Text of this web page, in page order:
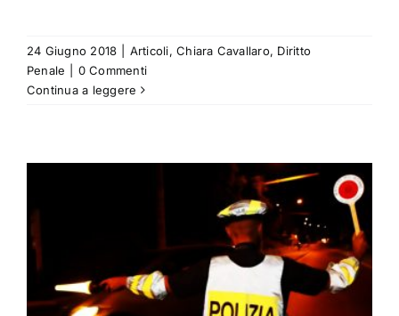
24 Giugno 2018 Articoli,Chiara Cavallaro, Diritto
Penale
0 Commenti
Continua a leggere